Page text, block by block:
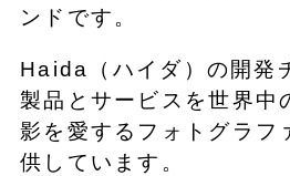
ンドです。
Haida（ハイダ）の開発
製品とサービスを世界中
影を愛するフォトグラフ
供しています。